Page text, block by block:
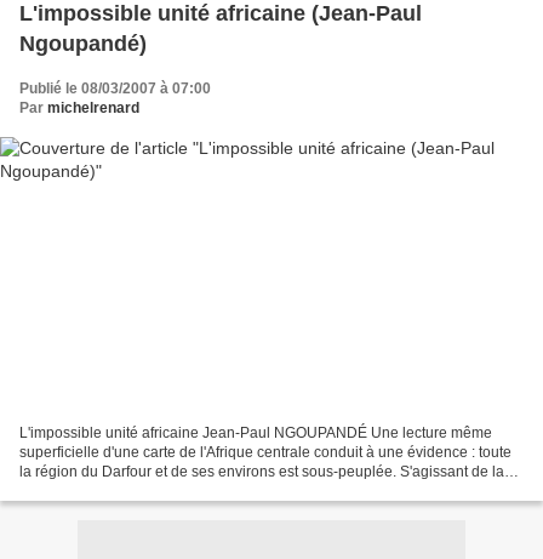
L'impossible unité africaine (Jean-Paul
Ngoupandé)
Publié le 08/03/2007 à 07:00
Par michelrenard
L'impossible unité africaine Jean-Paul NGOUPANDÉ Une lecture même
superficielle d'une carte de l'Afrique centrale conduit à une évidence : toute
la région du Darfour et de ses environs est sous-peuplée. S'agissant de la